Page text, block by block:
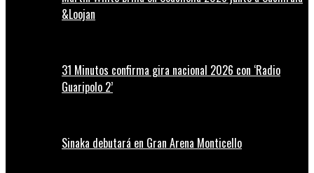
&Loojan
31 Minutos confirma gira nacional 2026 con ‘Radio
Guaripolo 2’
Sinaka debutará en Gran Arena Monticello